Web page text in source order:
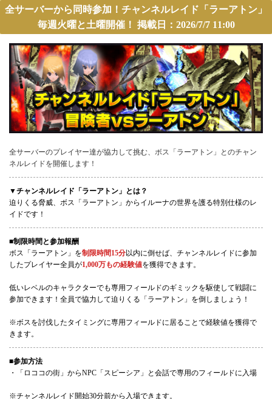
全サーバーから同時参加！チャンネルレイド「ラーアトン」
毎週火曜と土曜開催！ 掲載日：2026/7/7 11:00
全サーバーのプレイヤー達が協力して挑む、ボス「ラーアトン」とのチャン
ネルレイドを開催します！
▼チャンネルレイド「ラーアトン」とは？
迫りくる脅威、ボス「ラーアトン」からイルーナの世界を護る特別仕様のレ
イドです！
■制限時間と参加報酬
ボス「ラーアトン」を制限時間15分以内に倒せば、チャンネルレイドに参加
したプレイヤー全員が1,000万もの経験値を獲得できます。
低いレベルのキャラクターでも専用フィールドのギミックを駆使して戦闘に
参加できます！全員で協力して迫りくる「ラーアトン」を倒しましょう！
※ボスを討伐したタイミングに専用フィールドに居ることで経験値を獲得で
きます。
■参加方法
・「ロココの街」からNPC「スピーシア」と会話で専用のフィールドに入場
※チャンネルレイド開始30分前から入場できます。